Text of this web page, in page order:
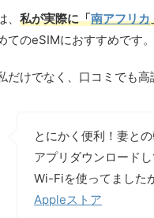
私が実際に「南アフリカ
てのeSIMにおすすめです。
だけでなく、口コミでも高
とにかく便利！妻と
アプリダウンロード
Wi-Fiを使ってました
Appleストア